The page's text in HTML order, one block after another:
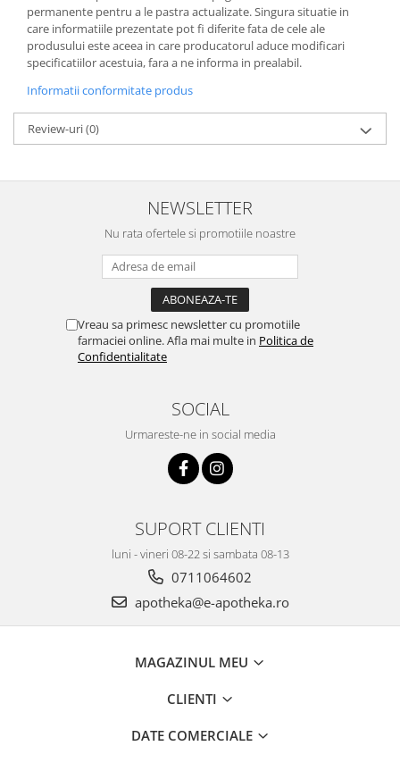
permanente pentru a le pastra actualizate. Singura situatie in
care informatiile prezentate pot fi diferite fata de cele ale
produsului este aceea in care producatorul aduce modificari
specificatiilor acestuia, fara a ne informa in prealabil.
Informatii conformitate produs
Review-uri(0)
NEWSLETTER
Nu rata ofertele si promotiile noastre
Vreau sa primesc newsletter cu promotiile
farmaciei online. Afla mai multe in Politica de
Confidentialitate
SOCIAL
Urmareste-ne in social media
SUPORT CLIENTI
luni - vineri 08-22 si sambata 08-13
0711064602
apotheka@e-apotheka.ro
MAGAZINUL MEU
CLIENTI
DATE COMERCIALE